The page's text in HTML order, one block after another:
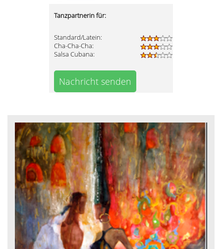
Tanzpartnerin für:
Standard/Latein:
Cha-Cha-Cha:
Salsa Cubana:
Nachricht senden